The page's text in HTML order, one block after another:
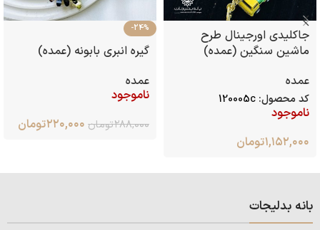
جاکلیدی اورجینال طرح
ماشین سنگین (عمده)
عمده
کد محصول: 120005c
ناموجود
۱,۱۵۲,۰۰۰تومان
-24%
گیره انبری بابونه (عمده)
عمده
ناموجود
۲۸۸,۰۰۰تومان ۲۲۰,۰۰۰تومان
بانه بدلیجات